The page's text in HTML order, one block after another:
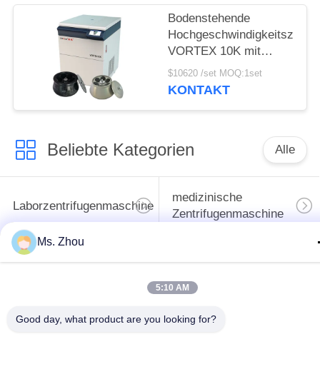
Bodenstehende
VORTEX 10K mit
Winkelrotoren mit
großer Kapazität
$10620 /set MOQ:1set
KONTAKT
Beliebte Kategorien Alle
Laborzentrifugenmaschine
medizinische
Zentrifugenmaschine
PRP PRF-Zentrifuge
Bluttrennungszentrifuge Blutbank-Zentrifuge
Ms. Zhou
5:10 AM
Good day, what product are you looking for?